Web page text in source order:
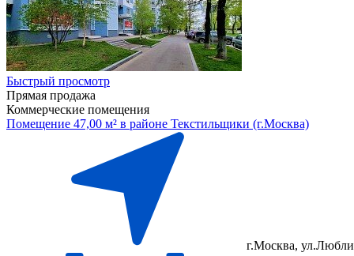
Быстрый просмотр
Прямая продажа
Коммерческие помещения
Помещение 47,00 м² в районе Текстильщики (г.Москва)
г.Москва,